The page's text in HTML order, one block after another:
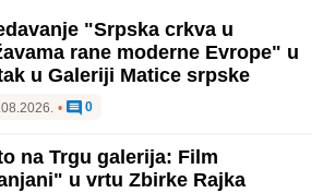
"Srpska crkva u
rane moderne Evrope" u
u Galeriji Matice srpske
• 0
na Trgu galerija: Film
u vrtu Zbirke Rajka